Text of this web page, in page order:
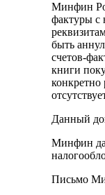
Минфин
фактуры с
быть
счетов-
книги
конкретно
Данный
Минфин
Письмо